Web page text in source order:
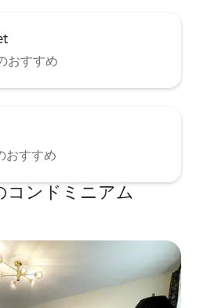
おすすめ
おすすめ
コンドミニアム